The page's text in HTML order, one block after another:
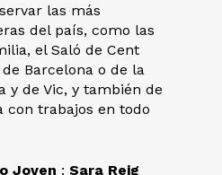
las más
del país, como las
el Saló de Cent
Barcelona o de la
y de Vic, y también de
con trabajos en todo
Joven :Sara Reig